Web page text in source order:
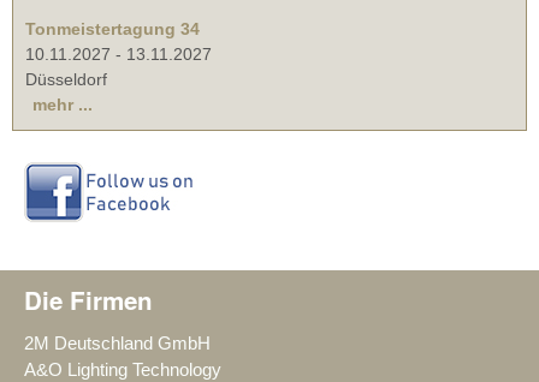
Tonmeistertagung 34
10.11.2027 - 13.11.2027
Düsseldorf
mehr ...
Die Firmen
2M Deutschland GmbH
A&O Lighting Technology